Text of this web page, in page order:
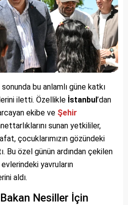
bu anlamlı güne katkı
iletti. Özellikle İstanbul ’dan
ekibe ve Şehir
sunan yetkililer,
çocuklarımızın gözündeki
Bu özel günün ardından çekilen
yavruların
aldı.
Nesiller İçin